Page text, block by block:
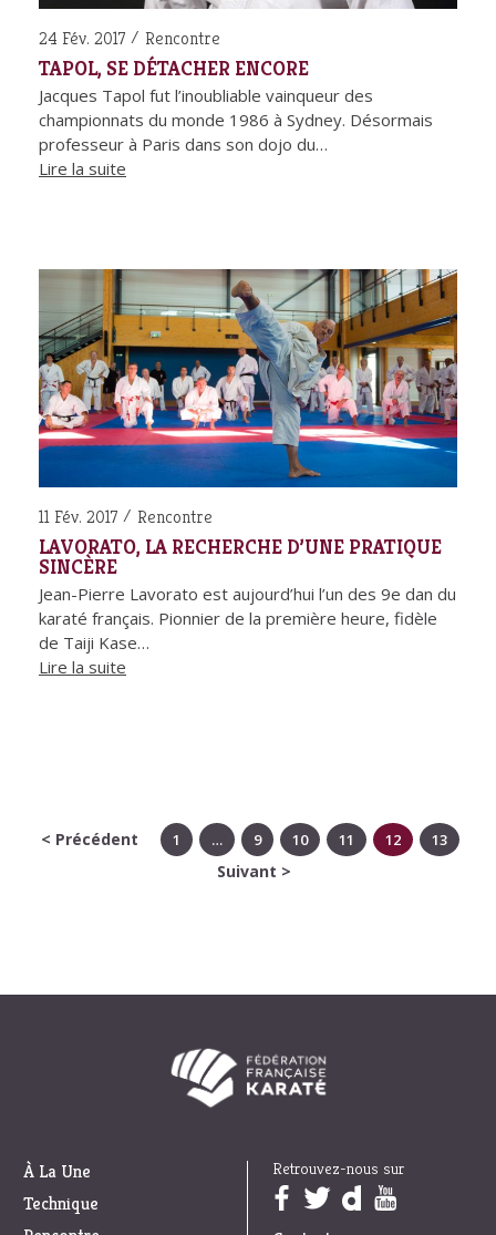
24 Fév. 2017 Rencontre
TAPOL, SE DÉTACHER ENCORE
Jacques Tapol fut l’inoubliable vainqueur des
championnats du monde 1986 à Sydney. Désormais
professeur à Paris dans son dojo du…
Lire la suite
11 Fév. 2017 Rencontre
LAVORATO, LA RECHERCHE D’UNE PRATIQUE
SINCÈRE
Jean-Pierre Lavorato est aujourd’hui l’un des 9e dan du
karaté français. Pionnier de la première heure, fidèle
de Taiji Kase…
Lire la suite
< Précédent 1 … 9 10 11 12 13
Suivant >
À La Une
Technique
Retrouvez-nous sur
Trouvez nous sur :